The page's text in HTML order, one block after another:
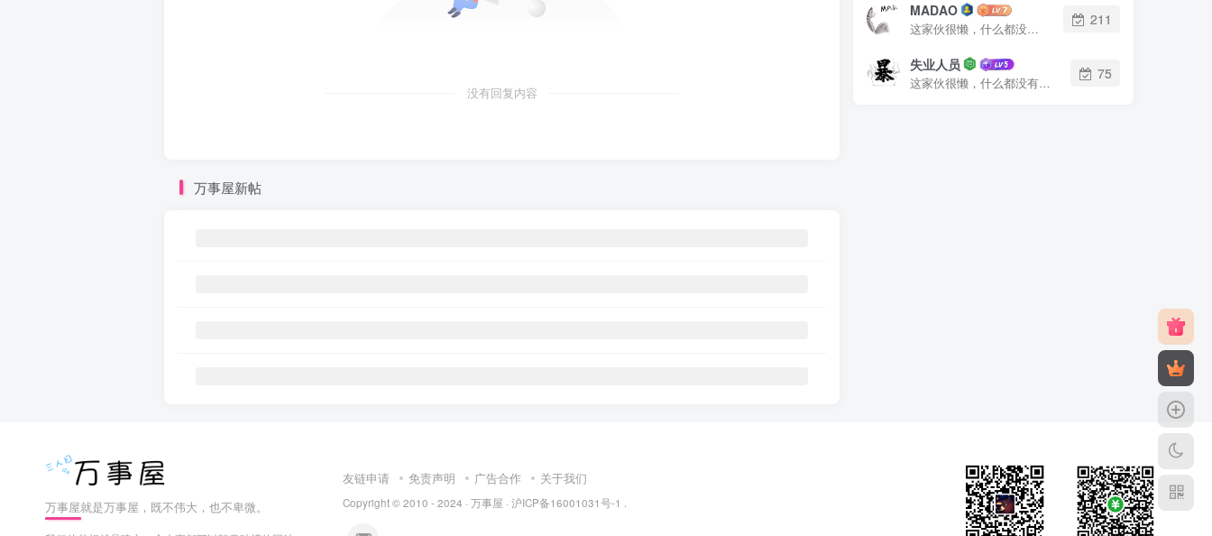
没有回复内容
万事屋新帖
MADAO
这家伙很懒，什么都没有写...
211
失业人员
这家伙很懒，什么都没有写...
75
万事屋就是万事屋，既不伟大，也不卑微。
友链申请 免责声明 广告合作 关于我们
Copyright © 2010 - 2024 · 万事屋 · 沪ICP备16001031号-1